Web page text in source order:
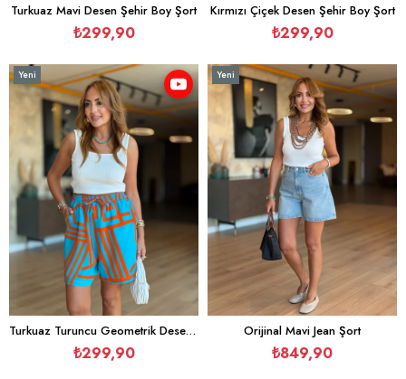
Turkuaz Mavi Desen Şehir Boy Şort
₺299,90
Kırmızı Çiçek Desen Şehir Boy Şort
₺299,90
Turkuaz Turuncu Geometrik Desen Şehir Boy Şort
₺299,90
Yeni
Orijinal Mavi Jean Şort
₺849,90
Yeni
Ürün